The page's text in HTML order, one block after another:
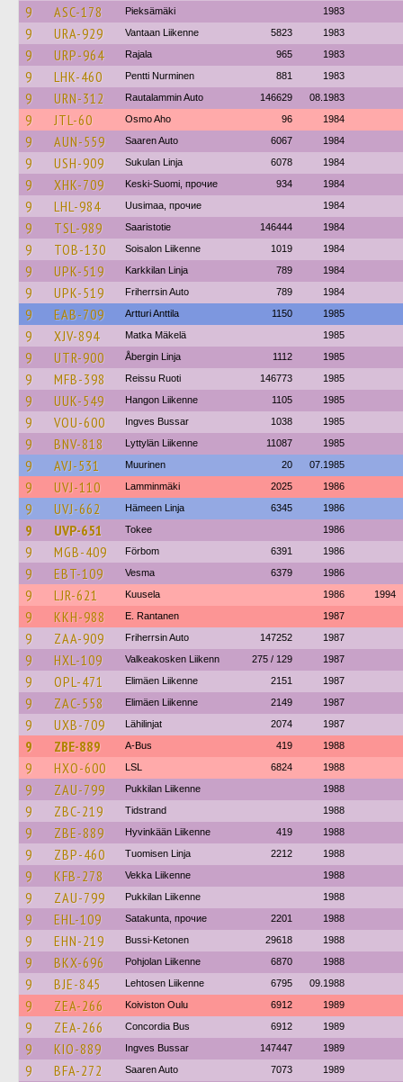
9 ASC-178 Pieksämäki 1983
9 URA-929 Vantaan Liikenne 5823 1983
9 URP-964 Rajala 965 1983
9 LHK-460 Pentti Nurminen 881 1983
9 URN-312 Rautalammin Auto 146629 08.1983
9 JTL-60 Osmo Aho 96 1984
9 AUN-559 Saaren Auto 6067 1984
9 USH-909 Sukulan Linja 6078 1984
9 XHK-709 Keski-Suomi, прочие 934 1984
9 LHL-984 Uusimaa, прочие 1984
9 TSL-989 Saaristotie 146444 1984
9 TOB-130 Soisalon Liikenne 1019 1984
9 UPK-519 Karkkilan Linja 789 1984
9 UPK-519 Friherrsin Auto 789 1984
9 EAB-709 Artturi Anttila 1150 1985
9 XJV-894 Matka Mäkelä 1985
9 UTR-900 Åbergin Linja 1112 1985
9 MFB-398 Reissu Ruoti 146773 1985
9 UUK-549 Hangon Liikenne 1105 1985
9 VOU-600 Ingves Bussar 1038 1985
9 BNV-818 Lyttylän Liikenne 11087 1985
9 AVJ-531 Muurinen 20 07.1985
9 UVJ-110 Lamminmäki 2025 1986
9 UVJ-662 Hämeen Linja 6345 1986
9 UVP-651 Tokee 1986
9 MGB-409 Förbom 6391 1986
9 EBT-109 Vesma 6379 1986
9 LJR-621 Kuusela 1986 1994
9 KKH-988 E. Rantanen 1987
9 ZAA-909 Friherrsin Auto 147252 1987
9 HXL-109 Valkeakosken Liikenn 275 / 129 1987
9 OPL-471 Elimäen Liikenne 2151 1987
9 ZAC-558 Elimäen Liikenne 2149 1987
9 UXB-709 Lähilinjat 2074 1987
9 ZBE-889 A-Bus 419 1988
9 HXO-600 LSL 6824 1988
9 ZAU-799 Pukkilan Liikenne 1988
9 ZBC-219 Tidstrand 1988
9 ZBE-889 Hyvinkään Liikenne 419 1988
9 ZBP-460 Tuomisen Linja 2212 1988
9 KFB-278 Vekka Liikenne 1988
9 ZAU-799 Pukkilan Liikenne 1988
9 EHL-109 Satakunta, прочие 2201 1988
9 EHN-219 Bussi-Ketonen 29618 1988
9 BKX-696 Pohjolan Liikenne 6870 1988
9 BJE-845 Lehtosen Liikenne 6795 09.1988
9 ZEA-266 Koiviston Oulu 6912 1989
9 ZEA-266 Concordia Bus 6912 1989
9 KIO-889 Ingves Bussar 147447 1989
9 BFA-272 Saaren Auto 7073 1989